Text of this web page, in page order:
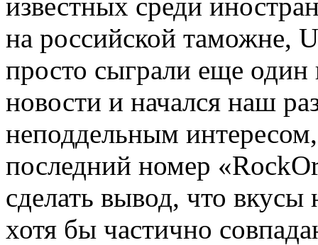
на российской таможне,
просто сыграли еще
новости и начался наш
неподдельным
последний номер
сделать вывод, что
хотя бы частично